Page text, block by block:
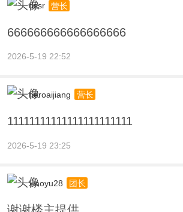
dssr 营长
666666666666666666
2026-5-19 22:52
neroaijiang 营长
11111111111111111111111
2026-5-19 23:25
xiaoyu28 团长